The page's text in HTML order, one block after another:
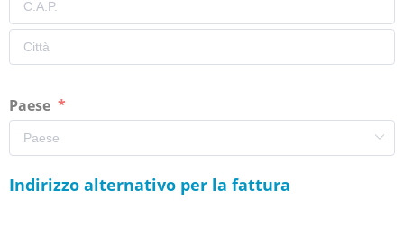
Paese
Indirizzo alternativo per la fattura